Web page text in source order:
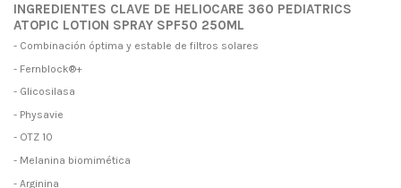
INGREDIENTES CLAVE DE HELIOCARE 360 PEDIATRICS
ATOPIC LOTION SPRAY SPF50 250ML
- Combinación óptima y estable de filtros solares
- Fernblock®+
- Glicosilasa
- Physavie
- OTZ 10
- Melanina biomimética
- Arginina